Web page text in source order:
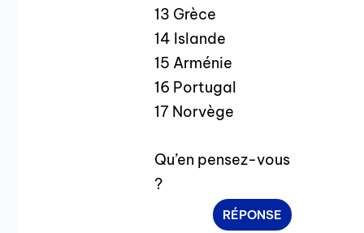
13 Grèce
14 Islande
15 Arménie
16 Portugal
17 Norvège
Qu’en pensez-vous
?
RÉPONSE